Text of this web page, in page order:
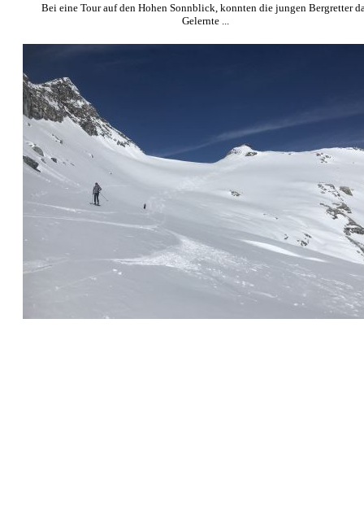
Bei eine Tour auf den Hohen Sonnblick, konnten die jungen Bergretter
Gelernte ...